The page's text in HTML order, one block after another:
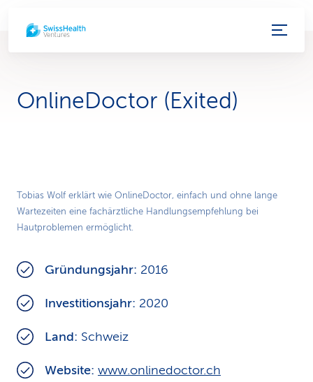
S
e
OnlineDoctor (Exited)
Play
Video
Tobias Wolf erklärt wie OnlineDoctor, einfach und ohne lange
Wartezeiten eine fachärztliche Handlungsempfehlung bei
Hautproblemen ermöglicht.
Gründungsjahr: 2016
Investitionsjahr: 2020
Land: Schweiz
Website: www.onlinedoctor.ch